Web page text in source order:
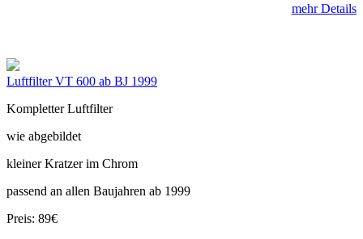
mehr Details
Luftfilter VT 600 ab BJ 1999
Kompletter Luftfilter
wie abgebildet
kleiner Kratzer im Chrom
passend an allen Baujahren ab 1999
Preis: 89€